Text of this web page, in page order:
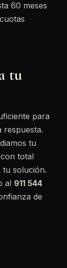
60 meses
tu
para
respuesta.
tu
total
tu solución.
al 911 544
de